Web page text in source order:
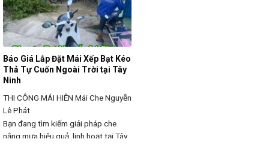
Báo Giá Lắp Đặt Mái Xếp Bạt Kéo
Thả Tự Cuốn Ngoài Trời tại Tây
Ninh
THI CÔNG MÁI HIÊN Mái Che Nguyễn
Lê Phát
Bạn đang tìm kiếm giải pháp che
nắng mưa hiệu quả, linh hoạt tại Tây